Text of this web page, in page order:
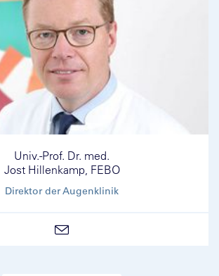
Univ.-Prof. Dr. med.
Jost Hillenkamp, FEBO
Direktor der Augenklinik